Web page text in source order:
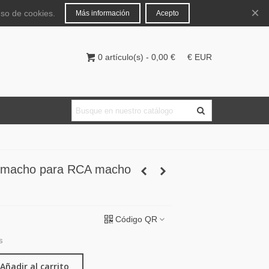
Español Iniciar sesión
0 artículo(s) - 0,00 € € EUR
para RCA macho
Código QR
Añadir al carrito
de cookies. Más información Acepto ×